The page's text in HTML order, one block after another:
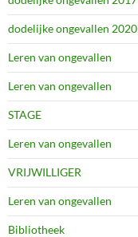
dodelijke ongevallen 2020
Leren van ongevallen
Leren van ongevallen
STAGE
Leren van ongevallen
VRIJWILLIGER
Leren van ongevallen
Bibliotheek